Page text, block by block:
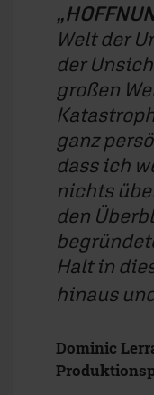
Welt der
der
großen
ganz
dass ich
nichts
den
Halt in
hinaus
Dominic